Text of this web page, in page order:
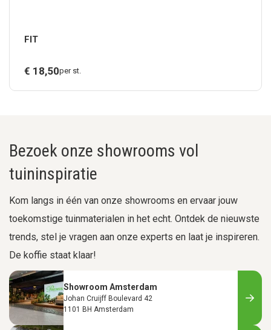
FIT
€ 18,50per st.
Bezoek onze showrooms vol
tuininspiratie
Kom langs in één van onze showrooms en ervaar jouw
toekomstige tuinmaterialen in het echt. Ontdek de nieuwste
trends, stel je vragen aan onze experts en laat je inspireren.
De koffie staat klaar!
Showroom Amsterdam
Johan Cruijff Boulevard 42
1101 BH Amsterdam